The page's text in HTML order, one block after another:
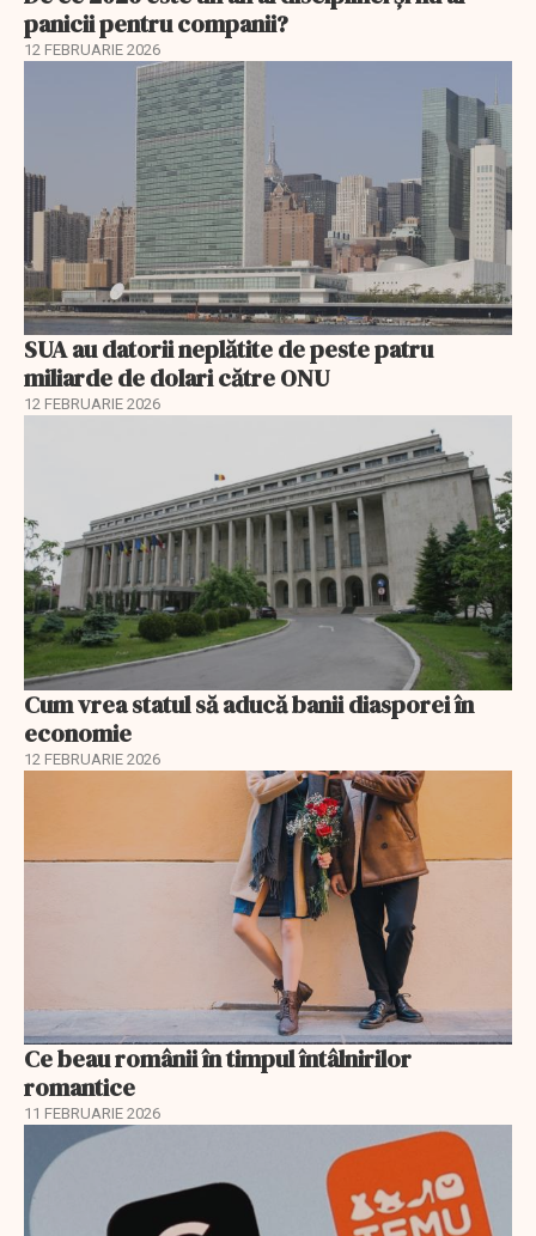
panicii pentru companii?
12 FEBRUARIE 2026
SUA au datorii neplătite de peste patru
miliarde de dolari către ONU
12 FEBRUARIE 2026
Cum vrea statul să aducă banii diasporei în
economie
12 FEBRUARIE 2026
Ce beau românii în timpul întâlnirilor
romantice
11 FEBRUARIE 2026